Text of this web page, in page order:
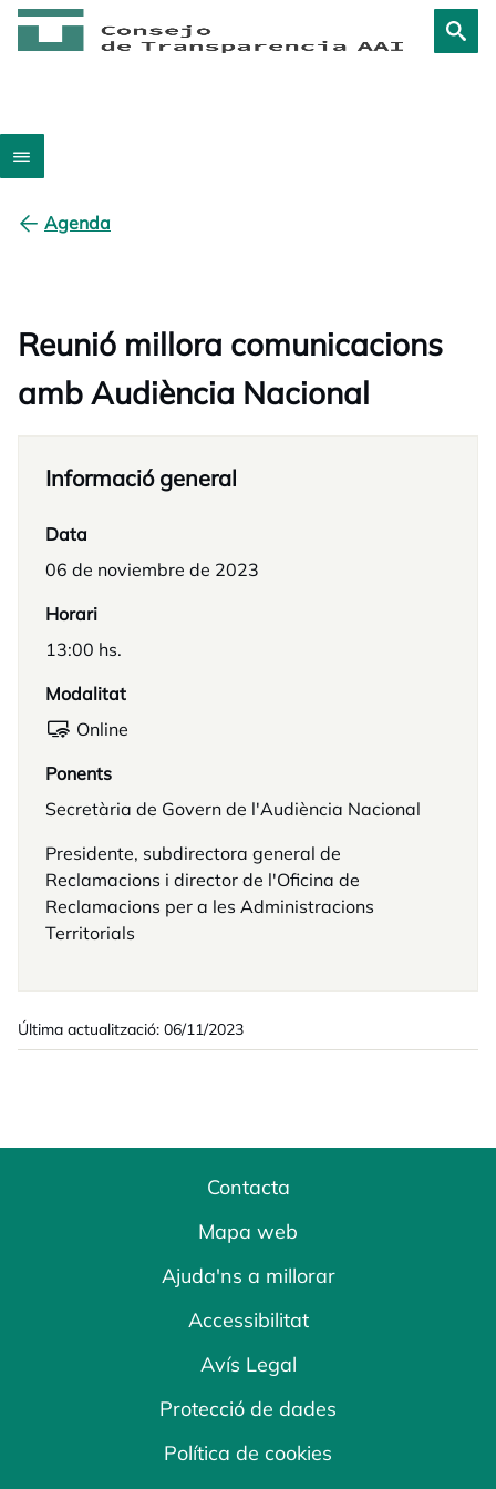
Agenda
Reunió millora comunicacions
amb Audiència Nacional
Informació general
Data
06 de noviembre de 2023
Horari
13:00 hs.
Modalitat
Online
Ponents
Secretària de Govern de l'Audiència Nacional
Presidente, subdirectora general de
Reclamacions i director de l'Oficina de
Reclamacions per a les Administracions
Territorials
Última actualització: 06/11/2023
Contacta
Mapa web
Ajuda'ns a millorar
Accessibilitat
Avís Legal
Protecció de dades
Política de cookies